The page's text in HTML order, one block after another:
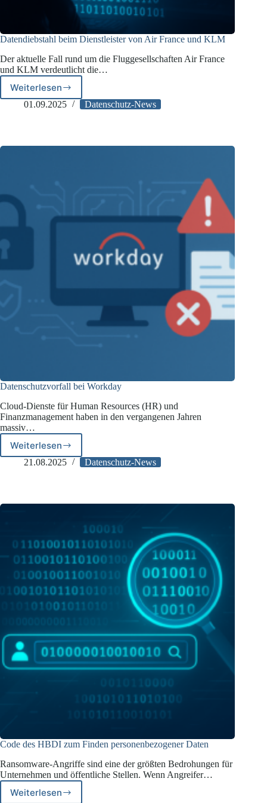
Datendiebstahl beim Dienstleister von Air France und KLM
Der aktuelle Fall rund um die Fluggesellschaften Air France
und KLM verdeutlicht die…
WeiterlesenDatendiebstahl
beim
France
01.09.2025 Datenschutz-News
Datenschutzvorfall bei Workday
Cloud-Dienste für Human Resources (HR) und
Finanzmanagement haben in den vergangenen Jahren
massiv…
WeiterlesenDatenschutzvorfall
bei
21.08.2025 Datenschutz-News
Code des HBDI zum Finden personenbezogener Daten
Ransomware-Angriffe sind eine der größten Bedrohungen für
Unternehmen und öffentliche Stellen. Wenn Angreifer…
Weiterlesen
Code